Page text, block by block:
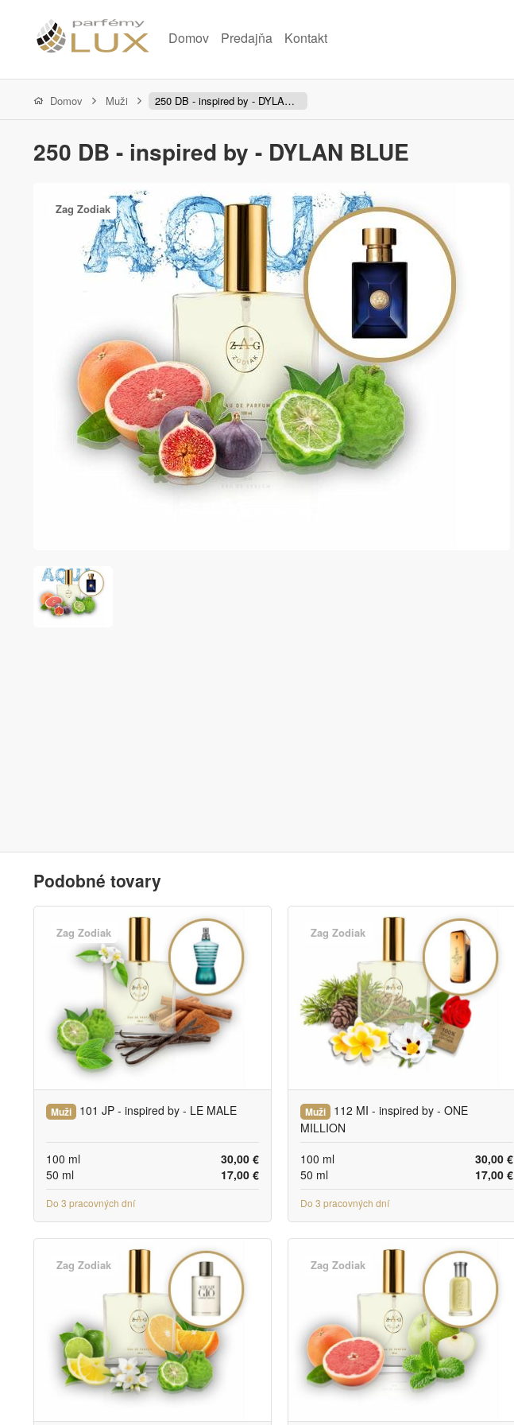
Domov Predajňa Kontakt
Domov Muži 250 DB - inspired by - DYLAN BLUE
250 DB - inspired by - DYLAN BLUE
Zag Zodiak
Podobné tovary
Zag Zodiak
Muži 101 JP - inspired by - LE MALE
30,00 €
100 ml
17,00 €
50 ml
Do 3 pracovných dní
Zag Zodiak
Muži
112 MI - inspired by - ONE
MILLION
30,00 €
100 ml
17,00 €
50 ml
Do 3 pracovných dní
Zag Zodiak Zag Zodiak